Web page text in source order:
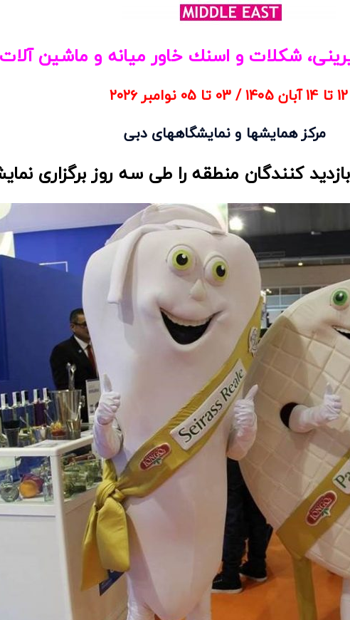
شكلات و اسنك خاور ميانه و ماشين
12 تا 14 آبان ۱۴۰5 / 03 تا 05 نوامبر ۲۰۲6
مرکز همایشها و نمایشگاههای دبی